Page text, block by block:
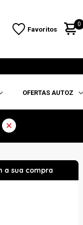
Favoritos
0
OFERTAS AUTOZ